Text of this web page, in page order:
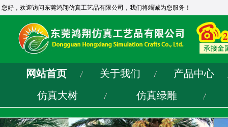
您好，欢迎访问东莞鸿翔仿真工艺品有限公司，我们将竭诚为您服务！
网站首页 关于我们
产品中心
仿真大树
仿真绿雕